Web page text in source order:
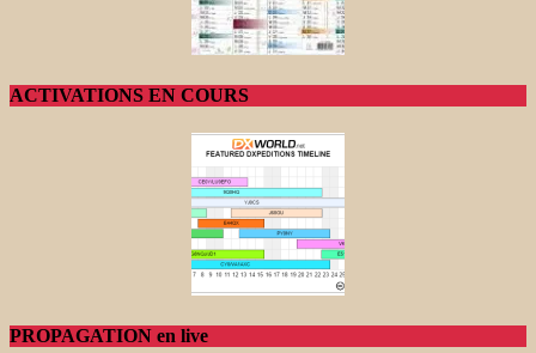
ACTIVATIONS EN COURS
PROPAGATION en live